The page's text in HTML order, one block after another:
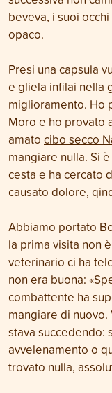
beveva, i suoi
opaco.
Presi una capsula
e gliela infilai nella
miglioramento. Ho
Moro e ho provato
amato cibo secco
mangiare nulla. Si
cesta e ha cercato
causato dolore,
Abbiamo portato
la prima visita non
veterinario ci ha
non era buona:
combattente ha
mangiare di
stava succedendo:
avvelenamento o
trovato nulla,